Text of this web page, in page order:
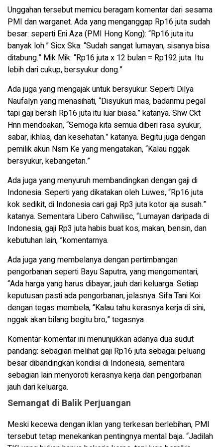
Unggahan tersebut memicu beragam komentar dari sesama
PMI dan warganet. Ada yang menganggap Rp16 juta sudah
besar: seperti Eni Aza (PMI Hong Kong): “Rp16 juta itu
banyak loh.” Sicx Ska: “Sudah sangat lumayan, sisanya bisa
ditabung.” Mik Mik: “Rp16 juta x 12 bulan = Rp192 juta. Itu
lebih dari cukup, bersyukur dong.”
Ada juga yang mengajak untuk bersyukur. Seperti Dilya
Naufalyn yang menasihati, “Disyukuri mas, badanmu pegal
tapi gaji bersih Rp16 juta itu luar biasa.” katanya. Shw Ckt
Hnn mendoakan, “Semoga kita semua diberi rasa syukur,
sabar, ikhlas, dan kesehatan.” katanya. Begitu juga dengan
pemilik akun Nsm Ke yang mengatakan, “Kalau nggak
bersyukur, kebangetan.”
Ada juga yang menyuruh membandingkan dengan gaji di
Indonesia. Seperti yang dikatakan oleh Luwes, “Rp16 juta
kok sedikit, di Indonesia cari gaji Rp3 juta kotor aja susah.”
katanya. Sementara Libero Cahwilisc, “Lumayan daripada di
Indonesia, gaji Rp3 juta habis buat kos, makan, bensin, dan
kebutuhan lain, ”komentarnya.
Ada juga yang membelanya dengan pertimbangan
pengorbanan seperti Bayu Saputra, yang mengomentari,
“Ada harga yang harus dibayar, jauh dari keluarga. Setiap
keputusan pasti ada pengorbanan, jelasnya. Sifa Tani Koi
dengan tegas membela, “Kalau tahu kerasnya kerja di sini,
nggak akan bilang begitu bro,” tegasnya.
Komentar-komentar ini menunjukkan adanya dua sudut
pandang: sebagian melihat gaji Rp16 juta sebagai peluang
besar dibandingkan kondisi di Indonesia, sementara
sebagian lain menyoroti kerasnya kerja dan pengorbanan
jauh dari keluarga.
Semangat di Balik Perjuangan
Meski kecewa dengan iklan yang terkesan berlebihan, PMI
tersebut tetap menekankan pentingnya mental baja. “Jadilah